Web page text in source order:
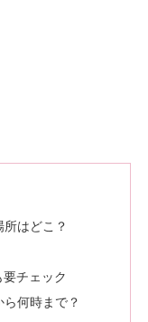
はどこ？
チェック
何時まで？